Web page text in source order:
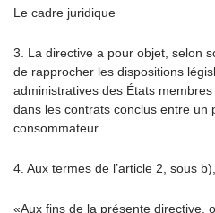
Le cadre juridique
3. La directive a pour objet, selon
de rapprocher les dispositions
administratives des États
dans les contrats conclus entre un
consommateur.
4. Aux termes de l’article 2, sous
«Aux fins de la présente directive,